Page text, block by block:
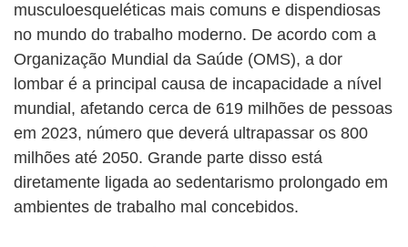
musculoesqueléticas mais comuns e dispendiosas
no mundo do trabalho moderno. De acordo com a
Organização Mundial da Saúde (OMS), a dor
lombar é a principal causa de incapacidade a nível
mundial, afetando cerca de 619 milhões de pessoas
em 2023, número que deverá ultrapassar os 800
milhões até 2050. Grande parte disso está
diretamente ligada ao sedentarismo prolongado em
ambientes de trabalho mal concebidos.